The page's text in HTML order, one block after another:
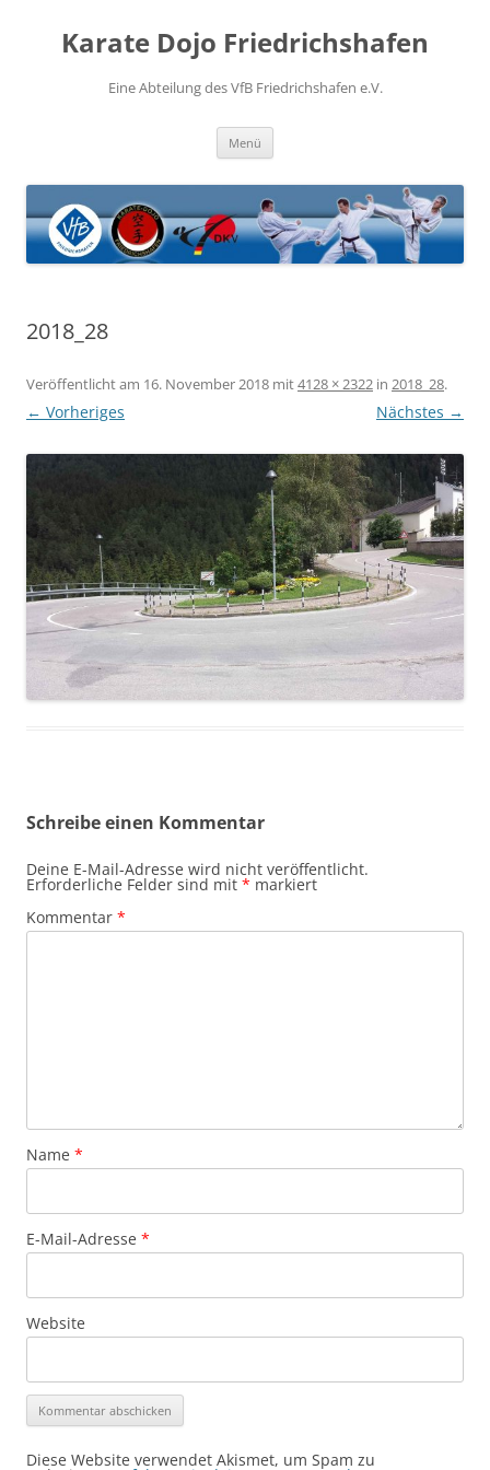
springenKarate Dojo Friedrichshafen
Eine Abteilung des VfB Friedrichshafen e.V.
Menü
2018_28
Veröffentlicht am 16. November 2018 mit4128 × 2322 in 2018_28.
← Vorheriges Nächstes →
Schreibe einen Kommentar
Deine E-Mail-Adresse wird nicht veröffentlicht.
Erforderliche Felder sind mit * markiert
Kommentar *
Name *
E-Mail-Adresse *
Website
Diese Website verwendet Akismet, um Spam zu